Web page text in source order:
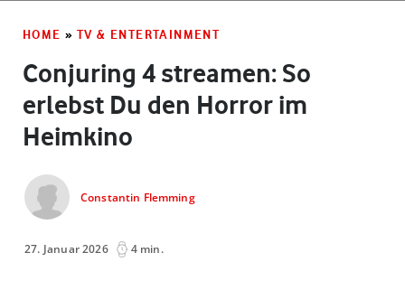
HOME » TV & ENTERTAINMENT
Conjuring 4 streamen: So
erlebst Du den Horror im
Heimkino
Constantin Flemming
27. Januar 2026 4 min.